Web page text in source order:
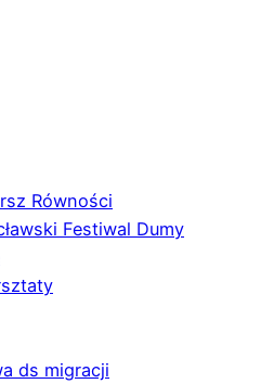
Równości
Festiwal Dumy
ds migracji